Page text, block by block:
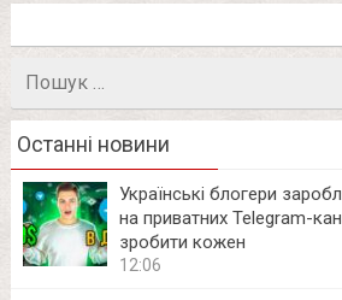
Пошук
Останні новини
Українські блогери
на приватних Telegram-
зробити кожен
12:06